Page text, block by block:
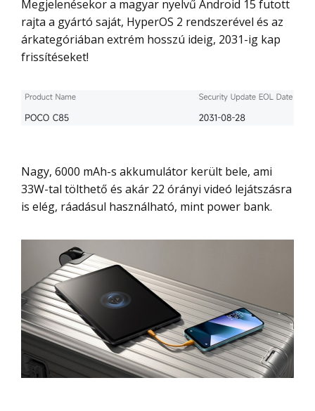
Megjelenésekor a magyar nyelvű Android 15 futott
rajta a gyártó saját, HyperOS 2 rendszerével és az
árkategóriában extrém hosszú ideig, 2031-ig kap
frissítéseket!
Nagy, 6000 mAh-s akkumulátor került bele, ami
33W-tal tölthető és akár 22 órányi videó lejátszásra
is elég, ráadásul használható, mint power bank.